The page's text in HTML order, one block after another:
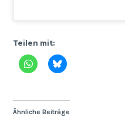
Teilen mit:
Ähnliche Beiträge